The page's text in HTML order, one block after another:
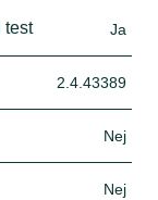
test Ja
2.4.43389
Nej
Nej